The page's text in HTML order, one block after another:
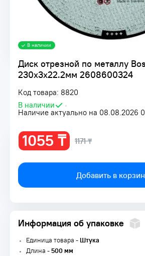
Диск отрезной по металлу
230х3х22.2мм 2608600324
Код товара: 8820
В наличии
•
Наличие актуально на 08.08.2026
В наличии
1055 ₸ 1171 ₸
Добавить в
Информация об упаковке
Единица товара -Штука
Длина -500 мм